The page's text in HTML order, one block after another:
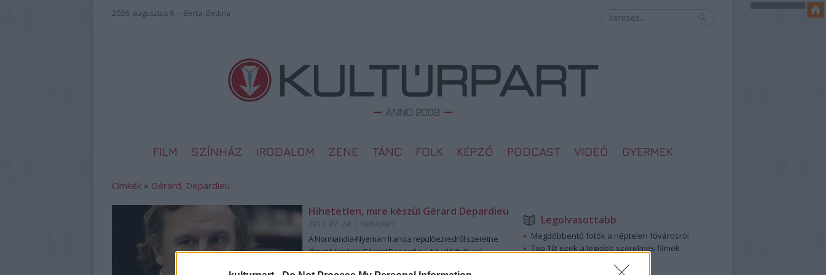
2026. augusztus 6. – Berta, Bettina
FILM SZÍNHÁZ IRODALOM ZENE TÁNC FOLK KÉPZŐ PODCAST VIDEÓ GYERMEK
Címkék » Gérard_Depardieu
Hihetetlen, mire készül Gérard Depardieu
2015. 07. 29. | Kultúrpart
ANormandia-Nyeman francia repülőezredről szeretne
filmet készíteni Gérard Depardieu. AII. világháború
Legolvasottabb
Megdöbbentő fotók a néptelen fővárosról
Top 10: ezek a legjobb szerelmes filmek
Megjöttek a meztelen hősnők